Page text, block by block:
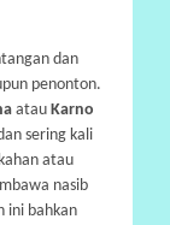
dan
penonton.
atau Karno
sering kali
atau
nasib
ini bahkan